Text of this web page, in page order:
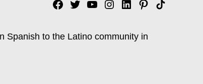
Facebook
TwitterYouTubeInstagram
Linkedin
Pinterest
Tik
Spanish to the Latino community in